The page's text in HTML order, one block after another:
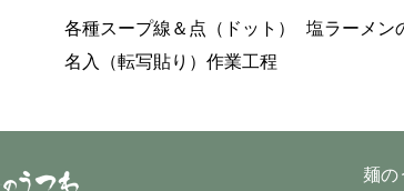
各種スープ線＆点（ドット）
名入（転写貼り）作業工程
塩ラーメン
麺の